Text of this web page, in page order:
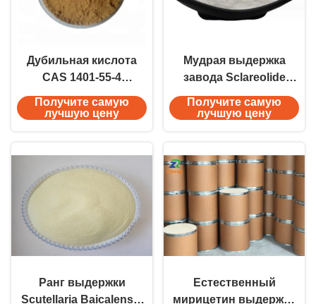
Дубильная кислота
CAS 1401-55-4
выдержки Galla
Chinensis
антиоксидант для
Получите самую
лучшую цену
Мудрая выдержка
завода Sclareolide
выдержки пудрит CAS
564-20-5
Получите самую
лучшую цену
Ранг выдержки
Scutellaria Baicalensis
Естественный
мирицетин выдержки